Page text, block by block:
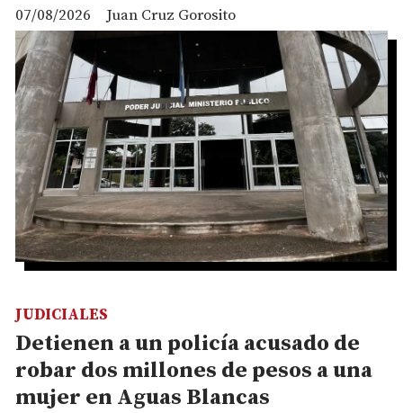
Juan Cruz Gorosito
07/08/2026
Detienen a un policía acusado de
robar dos millones de pesos a una
mujer en Aguas Blancas
JUDICIALES